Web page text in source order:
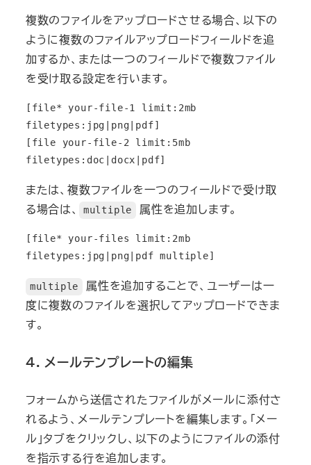
複数のファイルをアップロードさせる場合、以下の
ように複数のファイルアップロードフィールドを追
加するか、または一つのフィールドで複数ファイル
を受け取る設定を行います。
[file* your-file-1 limit:2mb
filetypes:jpg|png|pdf]
[file your-file-2 limit:5mb
filetypes:doc|docx|pdf]
または、複数ファイルを一つのフィールドで受け取
る場合は、
multiple 属性を追加します。
[file* your-files limit:2mb
filetypes:jpg|png|pdf multiple]
multiple
属性を追加することで、ユーザーは一
度に複数のファイルを選択してアップロードできま
す。
4. メールテンプレートの編集
フォームから送信されたファイルがメールに添付さ
れるよう、メールテンプレートを編集します。「メー
ル」タブをクリックし、以下のようにファイルの添付
を指示する行を追加します。